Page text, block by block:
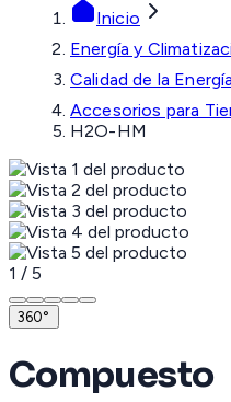
Inicio
Energía y
Calidad de la Energía
Accesorios para
H2O-HM
1 / 5
360°
Compuesto